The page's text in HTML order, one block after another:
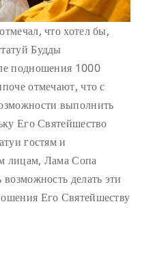
что хотел бы,
Будды
подношения 1000
отмечают, что с
выполнить
Его Святейшество
гостям и
лицам, Лама Сопа
делать эти
Его Святейшеству